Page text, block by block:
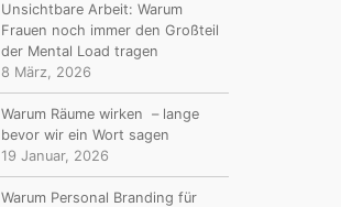
Unsichtbare Arbeit: Warum
Frauen noch immer den Großteil
der Mental Load tragen
8 März, 2026
Warum Räume wirken – lange
bevor wir ein Wort sagen
19 Januar, 2026
Warum Personal Branding für